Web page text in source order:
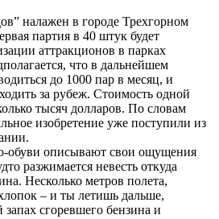
налажен в городе Трехгорном
партия в 40 штук будет
аттракционов в парках
что в дальнейшем
до 1000 пар в месяц, и
за рубеж. Стоимость одной
тысяч долларов. По словам
изобретение уже поступили из
обуви описывают свои ощущения
разжимается невесть откуда
Несколько метров полета,
– и ты летишь дальше,
запах сгоревшего бензина и